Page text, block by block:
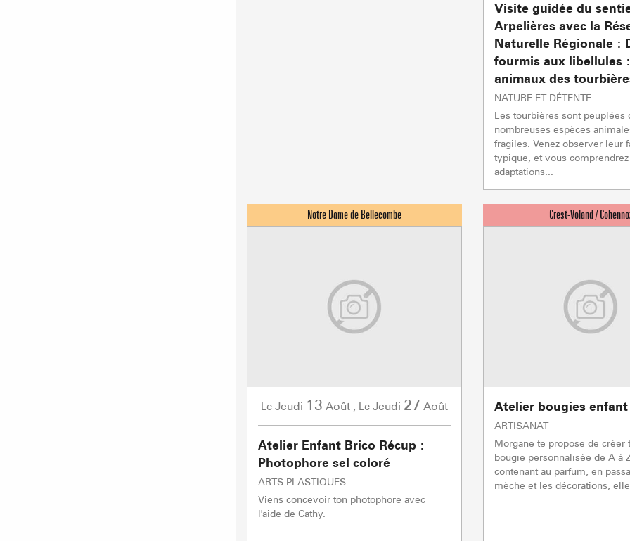
Sommet du Torraz
- 1930m
Sommet mont
sommet- 2069m
PORTES DU MONT-BLANC
mécaniques
Visite guidée du
Arpelières avec la
Naturelle Régionale :
fourmis aux libellules
animaux des
NATURE ET DÉTENTE
Les tourbières sont peuplées
nombreuses espèces
fragiles. Venez observer leur
typique, et vous
adaptations...
Le Jeudi 13 Août , Le Jeudi 27 Août
Atelier Enfant Brico Récup :
Photophore sel coloré
ARTS PLASTIQUES
Viens concevoir ton photophore avec
l'aide de Cathy.
Atelier bougies
ARTISANAT
Morgane te propose de créer
bougie personnalisée de A à
contenant au parfum, en
mèche et les décorations, elle